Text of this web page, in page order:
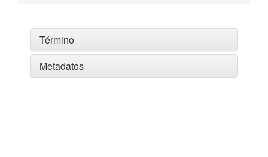
Término
Metadatos